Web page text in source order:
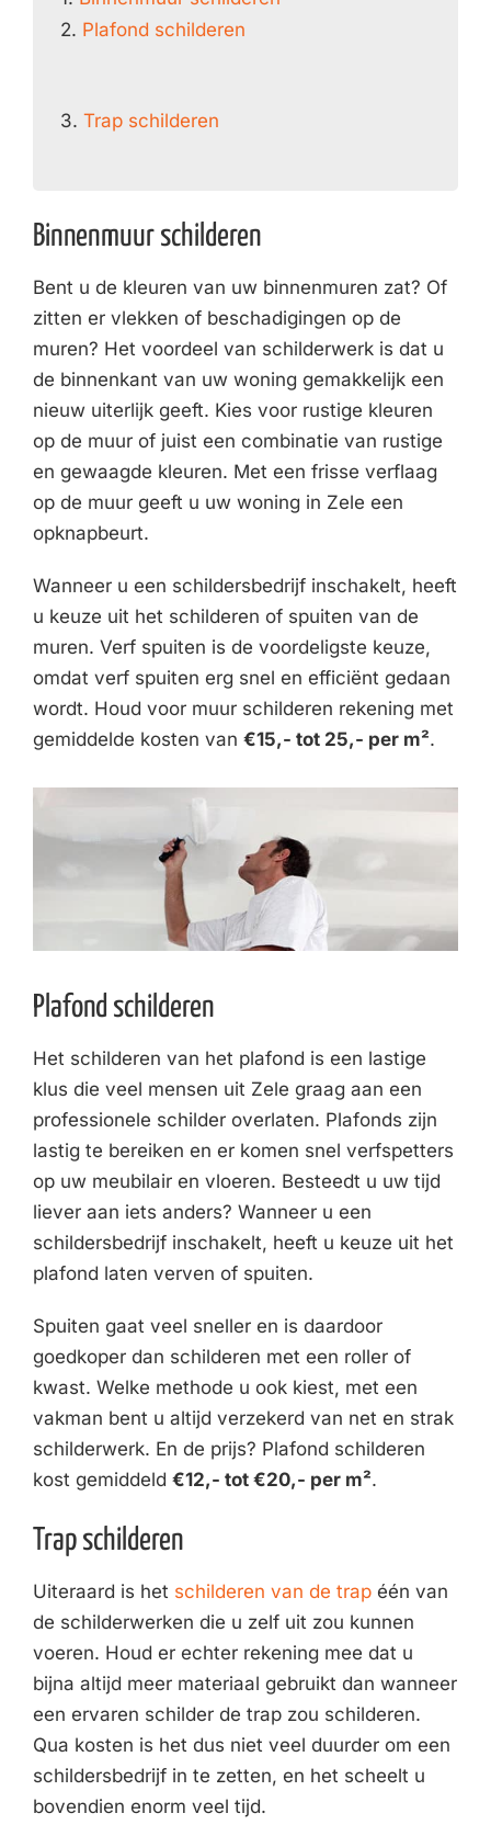
2. Plafond schilderen
3. Trap schilderen
Binnenmuur schilderen
Bent u de kleuren van uw binnenmuren zat? Of
zitten er vlekken of beschadigingen op de
muren? Het voordeel van schilderwerk is dat u
de binnenkant van uw woning gemakkelijk een
nieuw uiterlijk geeft. Kies voor rustige kleuren
op de muur of juist een combinatie van rustige
en gewaagde kleuren. Met een frisse verflaag
op de muur geeft u uw woning in Zele een
opknapbeurt.
Wanneer u een schildersbedrijf inschakelt, heeft
u keuze uit het schilderen of spuiten van de
muren. Verf spuiten is de voordeligste keuze,
omdat verf spuiten erg snel en efficiënt gedaan
wordt. Houd voor muur schilderen rekening met
gemiddelde kosten van €15,- tot 25,- per m².
Plafond schilderen
Het schilderen van het plafond is een lastige
klus die veel mensen uit Zele graag aan een
professionele schilder overlaten. Plafonds zijn
lastig te bereiken en er komen snel verfspetters
op uw meubilair en vloeren. Besteedt u uw tijd
liever aan iets anders? Wanneer u een
schildersbedrijf inschakelt, heeft u keuze uit het
plafond laten verven of spuiten.
Spuiten gaat veel sneller en is daardoor
goedkoper dan schilderen met een roller of
kwast. Welke methode u ook kiest, met een
vakman bent u altijd verzekerd van net en strak
schilderwerk. En de prijs? Plafond schilderen
kost gemiddeld €12,- tot €20,- per m².
Trap schilderen
Uiteraard is het schilderen van de trap één van
de schilderwerken die u zelf uit zou kunnen
voeren. Houd er echter rekening mee dat u
bijna altijd meer materiaal gebruikt dan wanneer
een ervaren schilder de trap zou schilderen.
Qua kosten is het dus niet veel duurder om een
schildersbedrijf in te zetten, en het scheelt u
bovendien enorm veel tijd.